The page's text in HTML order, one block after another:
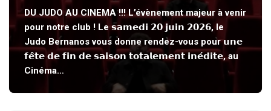
DU JUDO AU CINEMA !!! L’évènement majeur à venir
pour notre club ! Le 𝘀𝗮𝗺𝗲𝗱𝗶 𝟮𝟬 𝗷𝘂𝗶𝗻 𝟮𝟬𝟮𝟲, le
Judo Bernanos vous donne rendez-vous pour 𝘂𝗻𝗲
𝗳𝗲̂𝘁𝗲 𝗱𝗲 𝗳𝗶𝗻 𝗱𝗲 𝘀𝗮𝗶𝘀𝗼𝗻 𝘁𝗼𝘁𝗮𝗹𝗲𝗺𝗲𝗻𝘁 𝗶𝗻𝗲́𝗱𝗶𝘁𝗲, au
Cinéma…